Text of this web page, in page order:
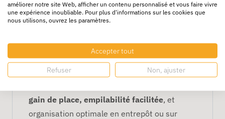
Un format compact, optimisé
Avec ses dimensions de31 x 21,5 x 10 cm,
cettecaisse carton compacte
s’adapte
gain de place, empilabilité facilitée, et
organisation optimale en entrepôt ou sur
améliorer notre site Web, afficher un contenu personnalisé et vous faire vivre
une expérience inoubliable. Pour plus d'informations sur les cookies que
nous utilisons, ouvrez les paramètres.
Accepter tout
Refuser Non, ajuster